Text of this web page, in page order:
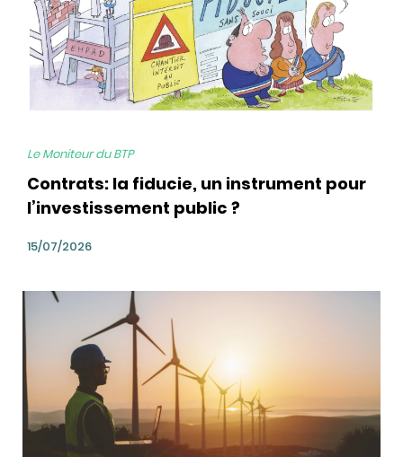
Le Moniteur du BTP
Contrats: la fiducie, un instrument pour
l’investissement public ?
15/07/2026
bg